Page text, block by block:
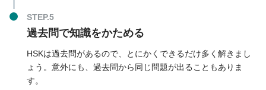
過去問で知識をかためる
HSKは過去問があるので、とにかくできるだけ多く解きまし
ょう。意外にも、過去問から同じ問題が出ることもありま
す。